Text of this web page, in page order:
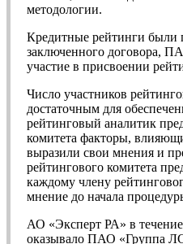
методологии.
Кредитные рейтинги были
заключенного договора,
участие в присвоении
Число участников
достаточным для
рейтинговый аналитик
комитета факторы,
выразили свои мнения и
рейтингового комитета
каждому члену
мнение до начала
АО «Эксперт РА» в
оказывало ПАО «Группа